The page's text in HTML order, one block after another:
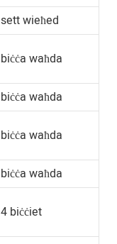
sett wieħed
biċċa waħda
biċċa waħda
biċċa waħda
biċċa waħda
4 biċċiet